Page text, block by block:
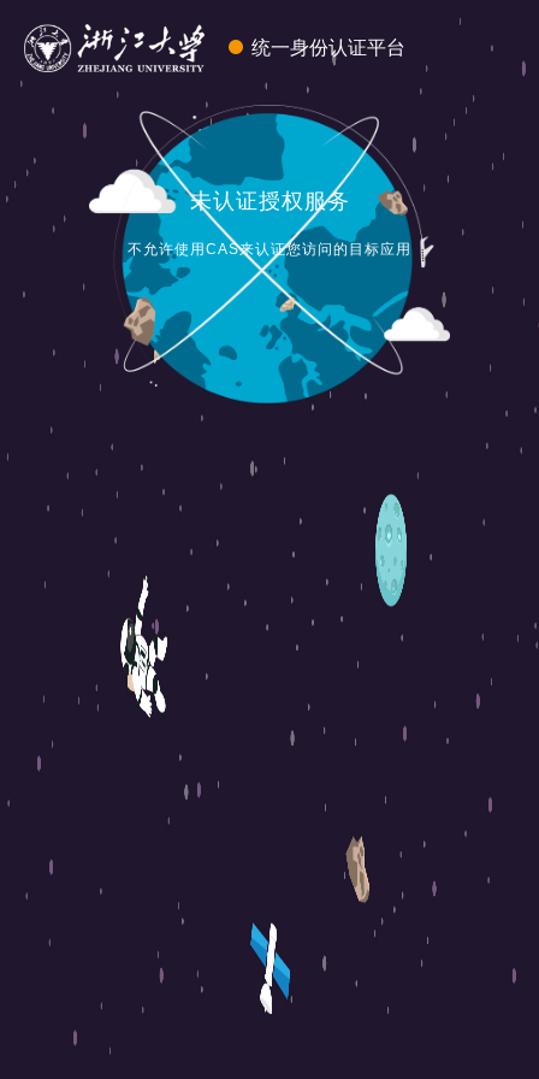
统一身份认证平台
未认证授权服务
不允许使用CAS来认证您访问的目标应用